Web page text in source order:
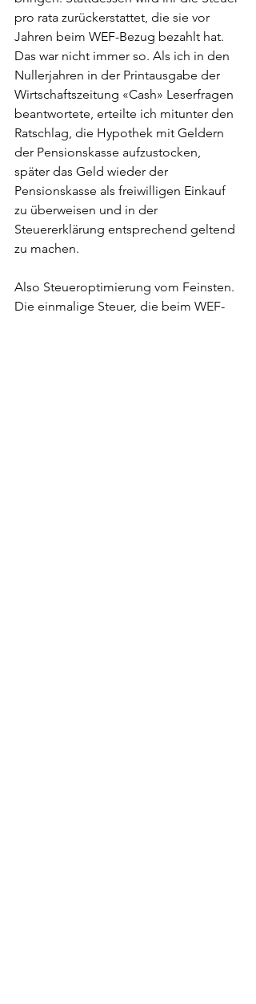
pro rata zurückerstattet, die sie vor
Jahren beim WEF-Bezug bezahlt hat.
Das war nicht immer so. Als ich in den
Nullerjahren in der Printausgabe der
Wirtschaftszeitung «Cash» Leserfragen
beantwortete, erteilte ich mitunter den
Ratschlag, die Hypothek mit Geldern
der Pensionskasse aufzustocken,
später das Geld wieder der
Pensionskasse als freiwilligen Einkauf
zu überweisen und in der
Steuererklärung entsprechend geltend
zu machen.
Also Steueroptimierung vom Feinsten.
Die einmalige Steuer, die beim WEF-